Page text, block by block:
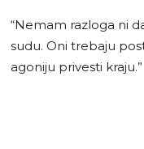
“Nemam razloga ni
sudu. Oni trebaju
agoniju privesti kraju.”